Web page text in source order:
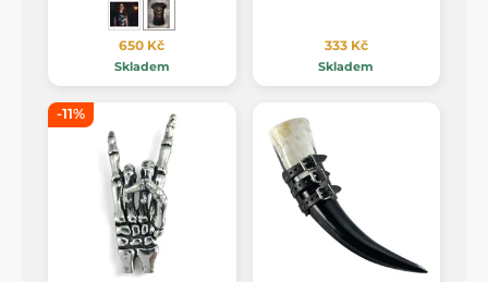
650 Kč
Skladem
333 Kč
Skladem
-11%